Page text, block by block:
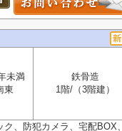
未満
東
鉄骨造
1階/（3階建）
、防犯カメラ、宅配BOX、